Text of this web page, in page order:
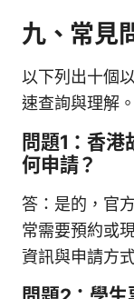
九、常見
以下列出十個
速查詢與理解。
問題1：香
何申請？
答：是的，官
常需要預約或
資訊與申請方